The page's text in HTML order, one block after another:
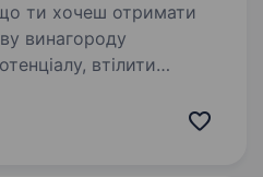
винагороду
втілити